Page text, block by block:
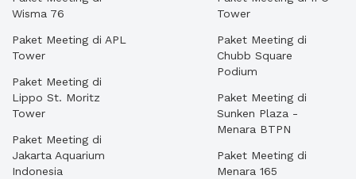
Wisma 76
Paket Meeting di APL
Tower
Paket Meeting di
Lippo St. Moritz
Tower
Paket Meeting di
Jakarta Aquarium
Indonesia
Tower
Paket Meeting di
Chubb Square
Podium
Paket Meeting di
Sunken Plaza -
Menara BTPN
Paket Meeting di
Menara 165